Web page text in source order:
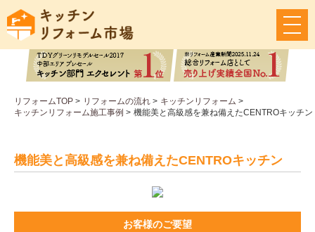
メ
ニ
ン
リフォームTOP > リフォームの流れ > キッチンリフォーム >
キッチンリフォーム施工事例 > 機能美と高級感を兼ね備えたCENTROキッチン
機能美と高級感を兼ね備えたCENTROキッチン
お客様のご要望